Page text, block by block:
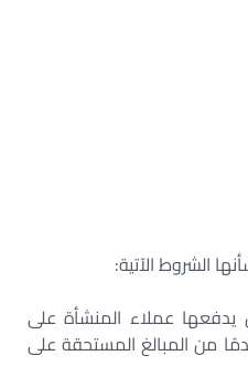
الشروط الآتية:
عملاء المنشأة على
من المبالغ المستحقة على